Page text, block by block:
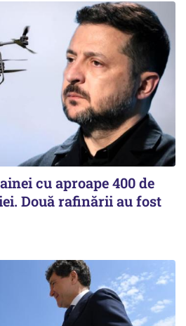
cu aproape 400 de
Două rafinării au fost